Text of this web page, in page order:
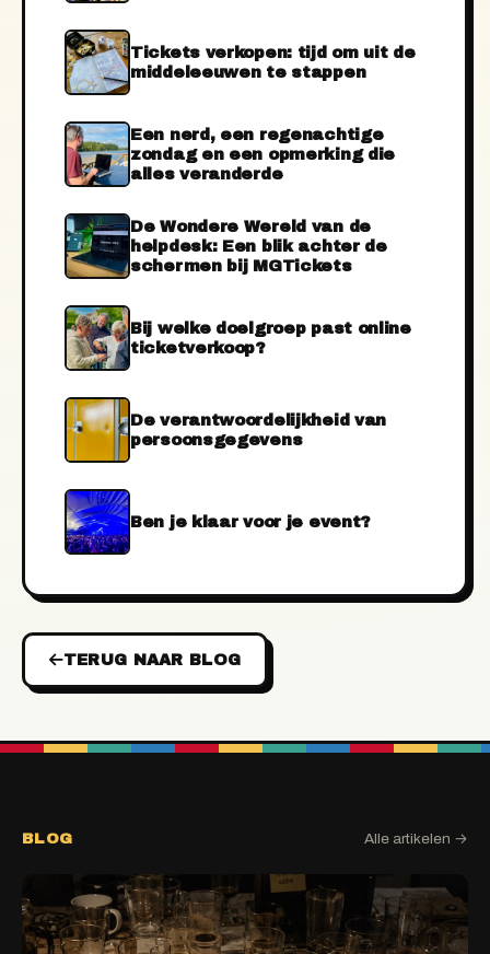
Tickets verkopen: tijd om uit de
middeleeuwen te stappen
Een nerd, een regenachtige
zondag en een opmerking die
alles veranderde
De Wondere Wereld van de
helpdesk: Een blik achter de
schermen bij MGTickets
Bij welke doelgroep past online
ticketverkoop?
De verantwoordelijkheid van
persoonsgegevens
Ben je klaar voor je event?
TERUG NAAR BLOG
BLOG Alle artikelen →